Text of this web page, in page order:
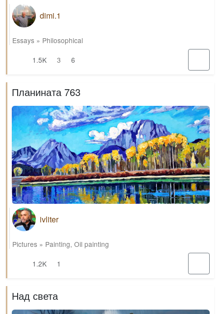
dimi.1
Essays » Philosophical
1.5K
3 6
Планината 763
ivliter
Pictures » Painting, Oil painting
1.2K
1
Над света